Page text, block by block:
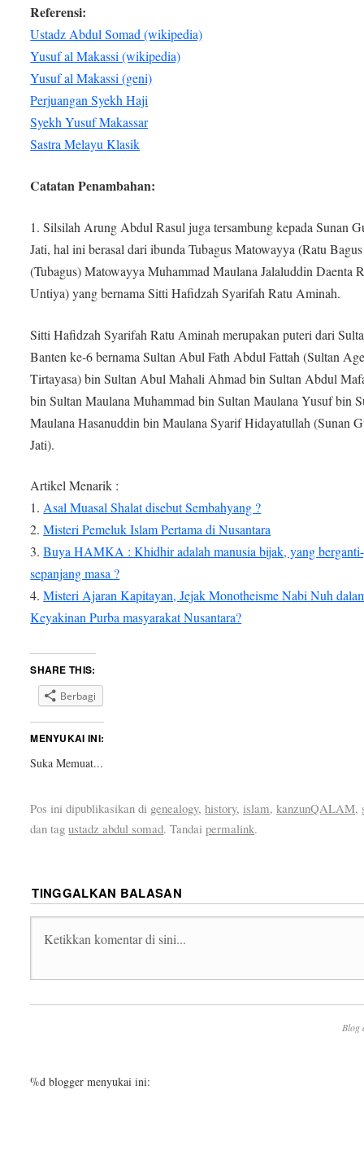
Referensi:
Ustadz Abdul Somad (wikipedia)
Yusuf al Makassi (wikipedia)
Yusuf al Makassi (geni)
Perjuangan Syekh Haji
Syekh Yusuf Makassar
Sastra Melayu Klasik
Catatan Penambahan:
1. Silsilah Arung Abdul Rasul juga tersambung kepada Sunan
Jati, hal ini berasal dari ibunda Tubagus Matowayya (Ratu Bagus
(Tubagus) Matowayya Muhammad Maulana Jalaluddin Daenta
Untiya) yang bernama Sitti Hafidzah Syarifah Ratu Aminah.
Sitti Hafidzah Syarifah Ratu Aminah merupakan puteri dari
Banten ke-6 bernama Sultan Abul Fath Abdul Fattah (Sultan
Tirtayasa) bin Sultan Abul Mahali Ahmad bin Sultan Abdul
bin Sultan Maulana Muhammad bin Sultan Maulana Yusuf bin
Maulana Hasanuddin bin Maulana Syarif Hidayatullah (Sunan
Jati).
Artikel Menarik :
1.Asal Muasal Shalat disebut Sembahyang ?
2.Misteri Pemeluk Islam Pertama di Nusantara
3.Buya HAMKA : Khidhir adalah manusia bijak, yang
sepanjang masa ?
4.Misteri Ajaran Kapitayan, Jejak Monotheisme Nabi Nuh
Keyakinan Purba masyarakat Nusantara?
SHARE THIS:
Berbagi
MENYUKAI INI:
Suka Memuat...
Pos ini dipublikasikan di genealogy,history,islam,kanzunQALAM,
dan tagustadz abdul somad. Tandaipermalink.
TINGGALKAN BALASAN
Blog
%d blogger menyukai ini: